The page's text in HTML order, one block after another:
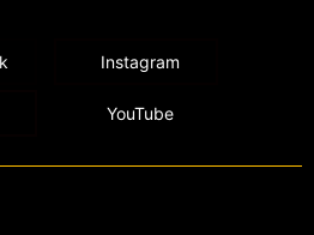
Instagram
YouTube